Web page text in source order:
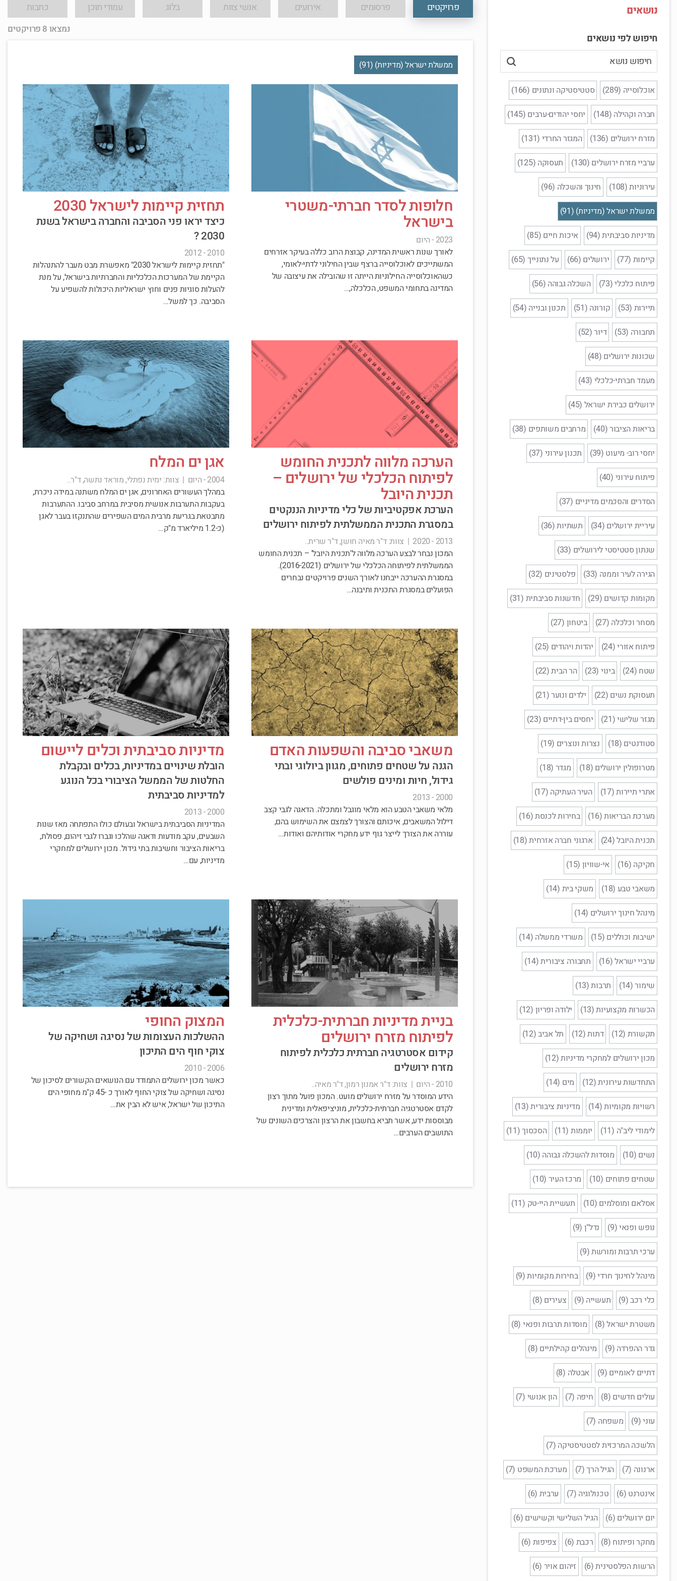
נושאים
חיפוש לפי נושאים
אוכלוסייה (289)
סטטיסטיקה ונתונים (166)
חברה וקהילה (148)
יחסי יהודים-ערבים (145)
מזרח ירושלים (136)
המגזר החרדי (131)
ערביי מזרח ירושלים (130)
תעסוקה (125)
עירוניות (108)
חינוך והשכלה (96)
ממשלת ישראל (מדיניות) (91)
מדיניות סביבתית (94)
איכות חיים (85)
קיימות (77)
ירושלים (66)
על נתונייך (65)
פיתוח כלכלי (73)
השכלה גבוהה (56)
תיירות (53)
קורונה (51)
תכנון ובנייה (54)
תחבורה (53)
דיור (52)
שכונות ירושלים (48)
מעמד חברתי-כלכלי (43)
ירושלים כבירת ישראל (45)
בריאות הציבור (40)
מרחבים משותפים (38)
יחסי רוב- מיעוט (39)
תכנון עירוני (37)
פיתוח עירוני (40)
הסדרים והסכמים מדיניים (37)
עיריית ירושלים (34)
תשתיות (36)
שנתון סטטיסטי לירושלים (33)
הגירה לעיר וממנה (33)
פלסטינים (32)
מקומות קדושים (29)
חדשנות סביבתית (31)
מסחר וכלכלה (27)
ביטחון (27)
פיתוח אזורי (24)
יהדות ויהודים (25)
שטח (24)
בינוי (23)
הר הבית (22)
תעסוקת נשים (22)
ילדים ונוער (21)
מגזר שלישי (21)
יחסים בין-דתיים (23)
סטודנטים (18)
נצרות ונוצרים (19)
מטרופולין ירושלים (18)
מגדר (18)
אתרי תיירות (17)
העיר העתיקה (17)
מערכת הבריאות (16)
בחירות לכנסת (16)
תכנית היובל (24)
ארגוני חברה אזרחית (18)
חקיקה (16)
אי-שוויון (15)
משאבי טבע (18)
משקי בית (14)
מינהל חינוך ירושלים (14)
ישיבות וכוללים (15)
משרדי ממשלה (14)
ערביי ישראל (16)
תחבורה ציבורית (14)
שימור (14)
תרבות (13)
הכשרות מקצועיות (13)
ילודה ופריון (12)
תקשורת (12)
דתות (12)
תל אביב (12)
מכון ירושלים למחקרי מדיניות (12)
התחדשות עירונית (12)
מים (14)
רשויות מקומיות (14)
מדיניות ציבורית (13)
לימודי ליב"ה (11)
יוממות (11)
הסכסוך (11)
נשים (10)
מוסדות להשכלה גבוהה (10)
שטחים פתוחים (10)
מרכז העיר (10)
אסלאם ומוסלמים (10)
תעשיית היי-טק (11)
נופש ופנאי (9)
נדל"ן (9)
ערכי תרבות ומורשת (9)
מינהל לחינוך חרדי (9)
בחירות מקומיות (9)
כלי רכב (9)
תעשייה (9)
צעירים (8)
משטרת ישראל (8)
מוסדות תרבות ופנאי (8)
גדר ההפרדה (9)
מינהלים קהילתיים (8)
דתיים לאומיים (9)
אבטלה (8)
עולים חדשים (8)
חיפה (7)
הון אנושי (7)
עוני (9)
משפחה (7)
הלשכה המרכזית לסטטיסטיקה (7)
ארנונה (7)
הגיל הרך (7)
מערכת המשפט (7)
אינטרנט (6)
טכנולוגיה (7)
ערבית (6)
יום ירושלים (6)
הגיל השלישי וקשישים (6)
מחקר ופיתוח (8)
רכבת (6)
צפיפות (6)
הרשות הפלסטינית (6)
זיהום אויר (6)
פרויקטים פרסומים אירועים אנשי צוות בלוג עמודי תוכן כתבות
נמצאו 8 פרויקטים
ממשלת ישראל (מדיניות) (91)
חלופות לסדר חברתי-משטרי
בישראל
2023 - היום
לאורך שנות ראשית המדינה, קבוצת הרוב כללה בעיקר אזרחים
המשתייכים לאוכלוסייה ברצף שבין החילוני לדתי-לאומי,
כשהאוכלוסייה החילוניות הייתה זו שהובילה את עיצובה של
המדינה בתחומי המשפט, הכלכלה,…
תחזית קיימות לישראל 2030
כיצד יראו פני הסביבה והחברה בישראל בשנת
2030 ?
2010 - 2012
"תחזית קיימות לישראל 2030" מאפשרת מבט מעבר להתנהלות
הקיימת של המערכות הכלכליות והחברתיות בישראל, על מנת
להעלות סוגיות פנים וחוץ ישראליות היכולות להשפיע על
הסביבה. כך למשל…
הערכה מלווה לתכנית החומש
לפיתוח הכלכלי של ירושלים –
תכנית היובל
הערכת אפקטיביות של כלי מדיניות הננקטים
במסגרת התכנית הממשלתית לפיתוח ירושלים
2013 - 2020
| צוות:ד"ר מאיה חושן, ד"ר שרית..
המכון נבחר לבצע הערכה מלווה ל'תכנית היובל' – תכנית החומש
הממשלתית לפיתוחה הכלכלי של ירושלים (2016-2021).
במסגרת ההערכה ייבחנו לאורך השנים פרויקטים נבחרים
הפועלים במסגרת התכנית ותיבנה…
אגן ים המלח
2004 - היום | צוות: ימית נפתלי, מוראד נתשה, ד"ר..
במהלך העשורים האחרונים, אגן ים המלח משתנה במידה ניכרת,
בעקבות התערבות אנושית מסיבית במרחב סביבו. ההתערבות
מתבטאת בגריעת מרבית המים השפירים שהתנקזו בעבר לאגן
(כ-1.2 מיליארד מ"ק…
משאבי סביבה והשפעות האדם
הגנה על שטחים פתוחים, מגוון ביולוגי ובתי
גידול, חיות ומינים פולשים
2000 - 2013
מלאי משאבי הטבע הוא מלאי מוגבל ומתכלה. הדאגה לגבי קצב
דילול המשאבים, איכותם והצורך לצמצם את השימוש בהם,
עוררה את הצורך לייצר גוף ידע מחקרי אודותיהם ואודות…
מדיניות סביבתית וכלים ליישום
הובלת שינויים במדיניות, בכלים ובקבלת
החלטות של הממשל הציבורי בכל הנוגע
למדיניות סביבתית
2000 - 2013
המדיניות הסביבתית בישראל ובעולם כולו התפתחה מאז שנות
השבעים, עקב מודעות ודאגה שהלכו וגברו לגבי זיהום, פסולת,
בריאות הציבור וחשיבות בתי גידול. מכון ירושלים למחקרי
מדיניות, עם…
בניית מדיניות חברתית-כלכלית
לפיתוח מזרח ירושלים
קידום אסטרטגיה חברתית כלכלית לפיתוח
מזרח ירושלים
2010 - היום | צוות:ד"ר אמנון רמון, ד"ר מאיה..
הידע המוסדר על מזרח ירושלים מועט. המכון פועל מתוך רצון
לקדם אסטרטגיה חברתית-כלכלית, מוניציפאלית ומדינית
מבוססות ידע, אשר תביא בחשבון את הרצון והצרכים השונים של
התושבים הערבים…
המצוק החופי
ההשלכות העצומות של נסיגה ושחיקה של
צוקי חוף הים התיכון
2006 - 2010
כאשר מכון ירושלים התמודד עם הנושאים הקשורים לסיכון של
נסיגה ושחיקה של צוקי החוף לאורך כ -45 ק"מ מחופי הים
התיכון של ישראל, איש לא הבין את…